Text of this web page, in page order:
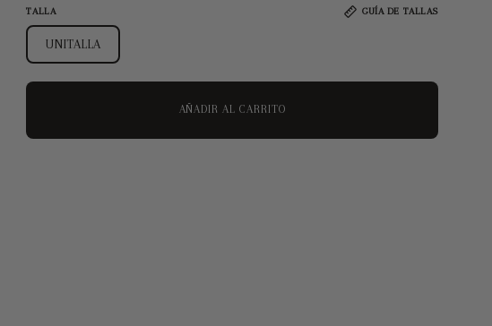
TALLA GUÍA DE TALLAS
UNITALLA
AÑADIR AL CARRITO